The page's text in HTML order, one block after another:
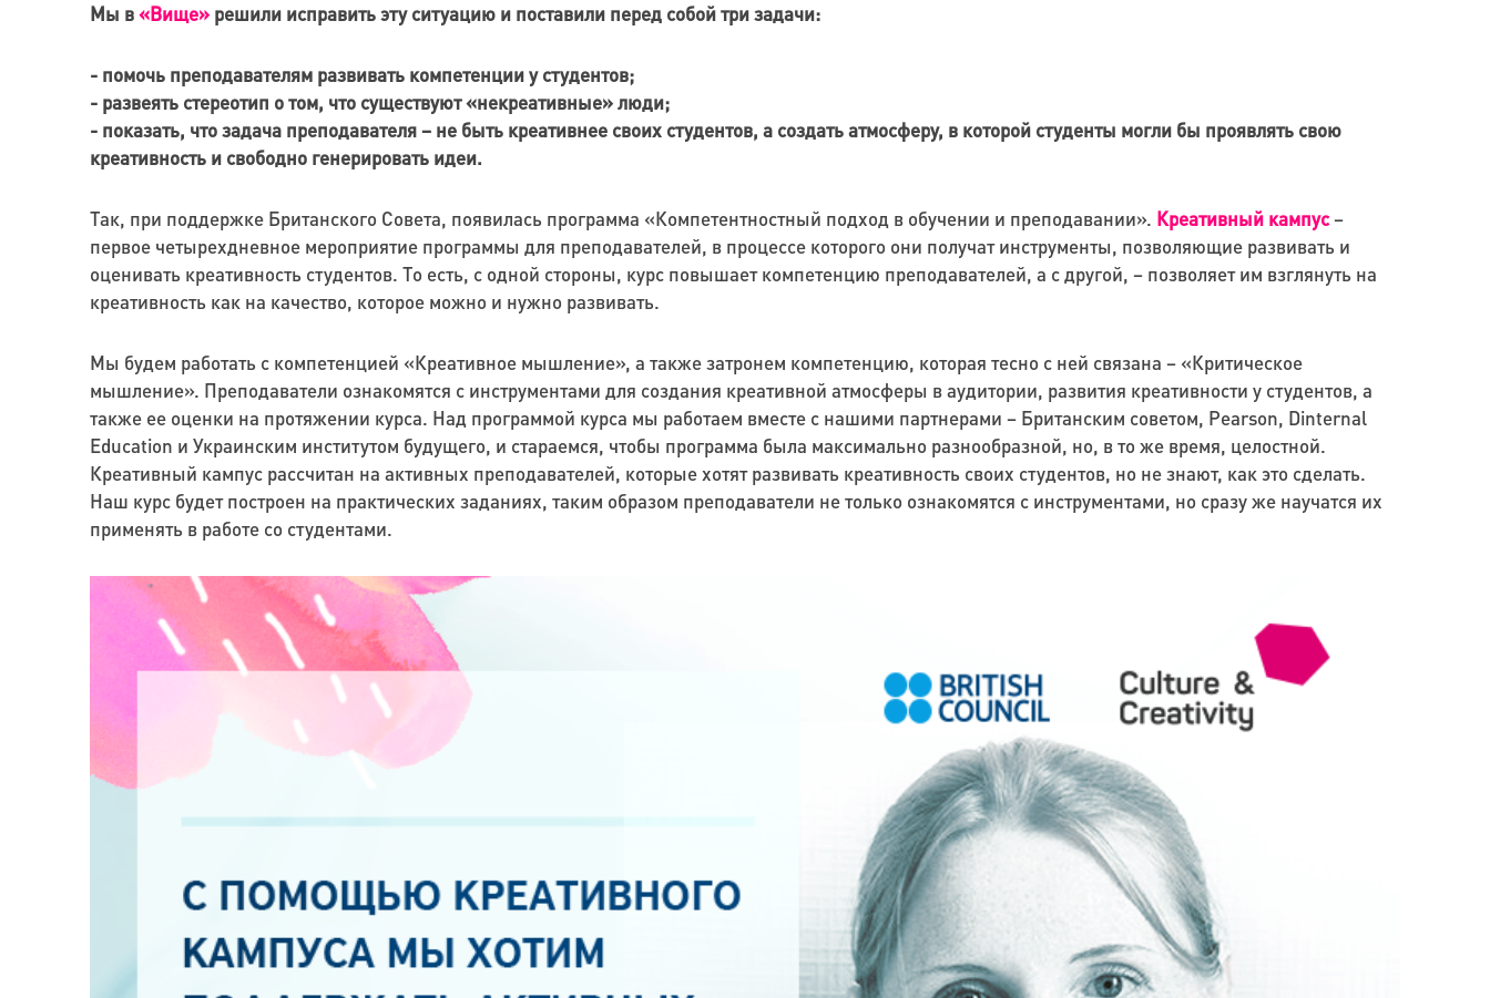
Мы в«Вище»решили исправить эту ситуацию и поставили перед собой три задачи:
- помочь преподавателям развивать компетенции у студентов;
- развеять стереотип о том, что существуют «некреативные» люди;
- показать, что задача преподавателя – не быть креативнее своих студентов, а создать атмосферу, в которой студенты могли бы проявлять свою
креативность и свободно генерировать идеи.
Так, при поддержке Британского Совета, появилась программа «Компетентностный подход в обучении и преподавании». Креативный кампус–
первое четырехдневное мероприятие программы для преподавателей, в процессе которого они получат инструменты, позволяющие развивать и
оценивать креативность студентов. То есть, с одной стороны, курс повышает компетенцию преподавателей, а с другой, – позволяет им взглянуть на
креативность как на качество, которое можно и нужно развивать.
Мы будем работать с компетенцией «Креативное мышление», а также затронем компетенцию, которая тесно с ней связана – «Критическое
мышление». Преподаватели ознакомятся с инструментами для создания креативной атмосферы в аудитории, развития креативности у студентов, а
также ее оценки на протяжении курса. Над программой курса мы работаем вместе с нашими партнерами – Британским советом, Pearson, Dinternal
Education и Украинским институтом будущего, и стараемся, чтобы программа была максимально разнообразной, но, в то же время, целостной.
Креативный кампус рассчитан на активных преподавателей, которые хотят развивать креативность своих студентов, но не знают, как это сделать.
Наш курс будет построен на практических заданиях, таким образом преподаватели не только ознакомятся с инструментами, но сразу же научатся их
применять в работе со студентами.